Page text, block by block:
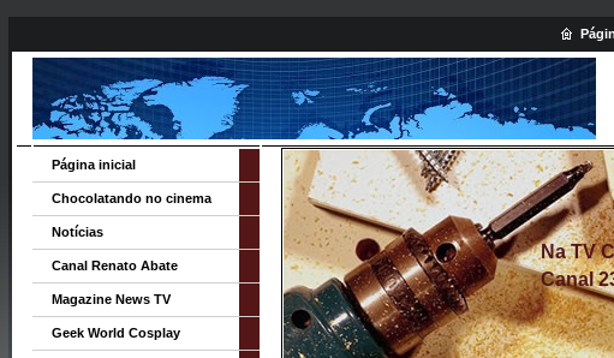
Na TV
Canal
Página inicial
Chocolatando no cinema
Notícias
Canal Renato Abate
Magazine News TV
Geek World Cosplay